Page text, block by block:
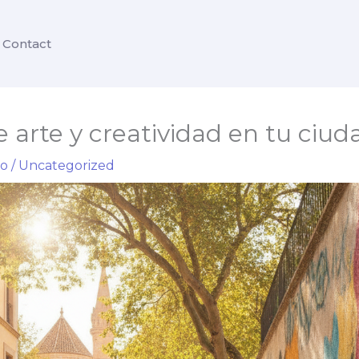
Contact
arte y creatividad en tu
/ Uncategorized